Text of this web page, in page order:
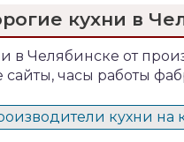
кухни в
в Челябинске от
часы работы
кухни на